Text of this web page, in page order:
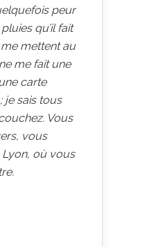
peur
qu’il fait
mettent au
me fait une
carte
je sais tous
Vous
vous
où vous